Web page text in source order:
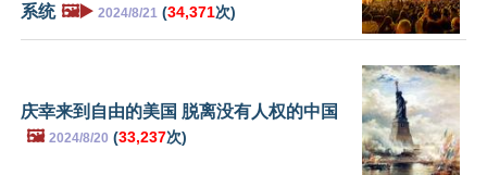
系统 🖼️▶️ 2024/8/21 (34,371次)
庆幸来到自由的美国 脱离没有人权的中国
🖼️ 2024/8/20 (33,237次)